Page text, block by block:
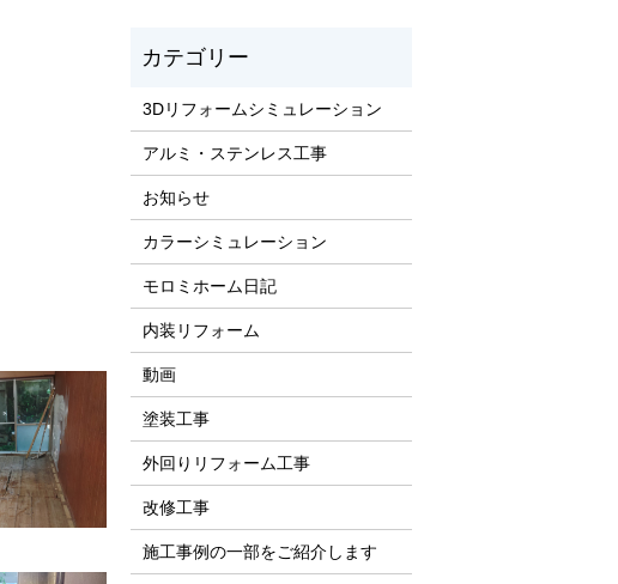
3Dリフォームシミュレーション
アルミ・ステンレス工事
お知らせ
カラーシミュレーション
モロミホーム日記
内装リフォーム
動画
塗装工事
外回りリフォーム工事
改修工事
施工事例の一部をご紹介します